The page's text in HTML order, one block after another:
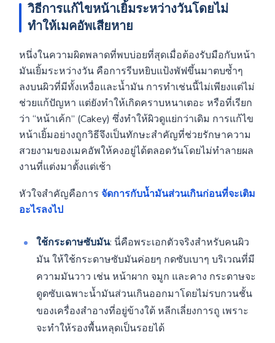
วิธีการแก้ไขหน้าเยิ้มระหว่างวันโดยไม่
ทำให้เมคอัพเสียหาย
หนึ่งในความผิดพลาดที่พบบ่อยที่สุดเมื่อต้องรับมือกับหน้า
มันเยิ้มระหว่างวัน คือการรีบหยิบแป้งพัฟขึ้นมาตบซ้ำๆ
ลงบนผิวที่มีทั้งเหงื่อและน้ำมัน การทำเช่นนี้ไม่เพียงแต่ไม่
ช่วยแก้ปัญหา แต่ยังทำให้เกิดคราบหนาเตอะ หรือที่เรียก
ว่า “หน้าเค้ก” (Cakey) ซึ่งทำให้ผิวดูแย่กว่าเดิม การแก้ไข
หน้าเยิ้มอย่างถูกวิธีจึงเป็นทักษะสำคัญที่ช่วยรักษาความ
สวยงามของเมคอัพให้คงอยู่ได้ตลอดวันโดยไม่ทำลายผล
งานที่แต่งมาตั้งแต่เช้า
หัวใจสำคัญคือการ จัดการกับน้ำมันส่วนเกินก่อนที่จะเติม
อะไรลงไป
ใช้กระดาษซับมัน: นี่คือพระเอกตัวจริงสำหรับคนผิว
มัน ให้ใช้กระดาษซับมันค่อยๆ กดซับเบาๆ บริเวณที่มี
ความมันวาว เช่น หน้าผาก จมูก และคาง กระดาษจะ
ดูดซับเฉพาะน้ำมันส่วนเกินออกมาโดยไม่รบกวนชั้น
ของเครื่องสำอางที่อยู่ข้างใต้ หลีกเลี่ยงการถู เพราะ
จะทำให้รองพื้นหลุดเป็นรอยได้